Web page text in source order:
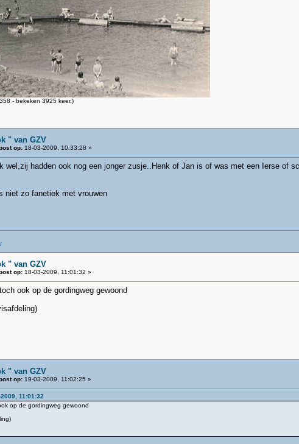
- bekeken 3925 keer.)
" van GZV
op:18-03-2009, 10:33:28 »
wel,zij hadden ook nog een jonger zusje..Henk of Jan is of was met een Ierse of
niet zo fanetiek met vrouwen
" van GZV
op:18-03-2009, 11:01:32 »
ook op de gordingweg gewoond
" van GZV
op:19-03-2009, 11:02:25 »
11:01:32
op de gordingweg gewoond